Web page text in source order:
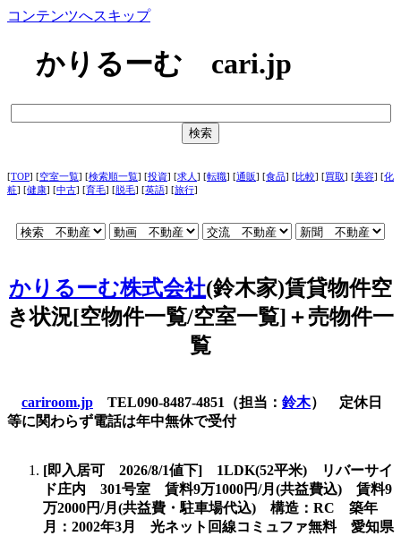
コンテンツへスキップ
かりるーむ cari.jp
[TOP] [空室一覧] [検索順一覧] [投資] [求人 ] [転職] [通販] [食品] [比較] [買取] [美容] [化
粧] [健康] [中古] [育毛] [脱毛] [英語] [旅行]
かりるーむ株式会社(鈴木家)賃貸物件空
き状況[空物件一覧/空室一覧]＋売物件一
覧
cariroom.jp TEL090-8487-4851（担当： 鈴木） 定休日
等に関わらず電話は年中無休で受付
[即入居可 2026/8/1値下] 1LDK(52平米) リバーサイ
ド庄内 301号室 賃料9万1000円/月(共益費込) 賃料9
万2000円/月(共益費・駐車場代込) 構造：RC 築年
月：2002年3月 光ネット回線コミュファ無料 愛知県